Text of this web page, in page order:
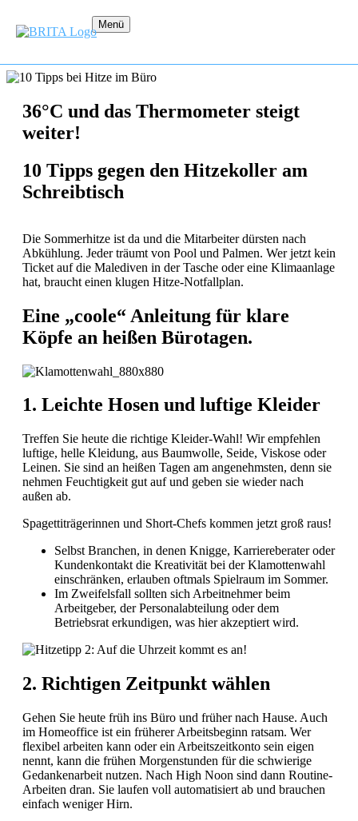
Menü
36°C und das Thermometer steigt
weiter!
10 Tipps gegen den Hitzekoller am
Schreibtisch
Die Sommerhitze ist da und die Mitarbeiter dürsten nach
Abkühlung. Jeder träumt von Pool und Palmen. Wer jetzt kein
Ticket auf die Malediven in der Tasche oder eine Klimaanlage
hat, braucht einen klugen Hitze-Notfallplan.
Eine „coole“ Anleitung für klare
Köpfe an heißen Bürotagen.
1. Leichte Hosen und luftige Kleider
Treffen Sie heute die richtige Kleider-Wahl! Wir empfehlen
luftige, helle Kleidung, aus Baumwolle, Seide, Viskose oder
Leinen. Sie sind an heißen Tagen am angenehmsten, denn sie
nehmen Feuchtigkeit gut auf und geben sie wieder nach
außen ab.
Spagettiträgerinnen und Short-Chefs kommen jetzt groß raus!
Selbst Branchen, in denen Knigge, Karriereberater oder
Kundenkontakt die Kreativität bei der Klamottenwahl
einschränken, erlauben oftmals Spielraum im Sommer.
Im Zweifelsfall sollten sich Arbeitnehmer beim
Arbeitgeber, der Personalabteilung oder dem
Betriebsrat erkundigen, was hier akzeptiert wird.
2. Richtigen Zeitpunkt wählen
Gehen Sie heute früh ins Büro und früher nach Hause. Auch
im Homeoffice ist ein früherer Arbeitsbeginn ratsam. Wer
flexibel arbeiten kann oder ein Arbeitszeitkonto sein eigen
nennt, kann die frühen Morgenstunden für die schwierige
Gedankenarbeit nutzen. Nach High Noon sind dann Routine-
Arbeiten dran. Sie laufen voll automatisiert ab und brauchen
einfach weniger Hirn.